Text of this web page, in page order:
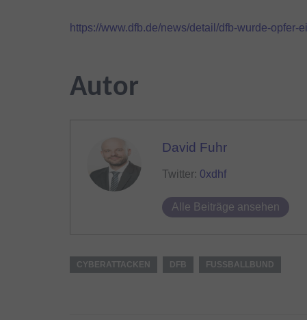
https://www.dfb.de/news/detail/dfb-wurde-opfer-
Autor
David Fuhr
Twitter: 0xdhf
Alle Beiträge ansehen
CYBERATTACKEN DFB FUSSBALLBUND